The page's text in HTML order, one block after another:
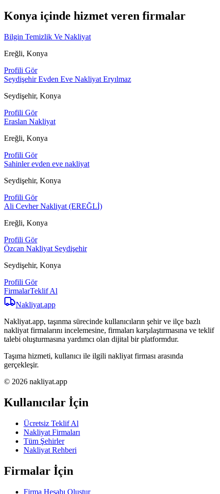
Konya içinde hizmet veren firmalar
Bilgin Temizlik Ve Nakliyat
Ereğli, Konya
Profili Gör
Seydişehir Evden Eve Nakliyat Eryılmaz
Seydişehir, Konya
Profili Gör
Eraslan Nakliyat
Ereğli, Konya
Profili Gör
Sahinler evden eve nakliyat
Seydişehir, Konya
Profili Gör
Ali Cevher Nakliyat (EREĞLİ)
Ereğli, Konya
Profili Gör
Özcan Nakliyat Seydişehir
Seydişehir, Konya
Profili Gör
FirmalarTeklif Al
Nakliyat.app
Nakliyat.app, taşınma sürecinde kullanıcıların şehir ve ilçe bazlı
nakliyat firmalarını incelemesine, firmaları karşılaştırmasına ve teklif
talebi oluşturmasına yardımcı olan dijital bir platformdur.
Taşıma hizmeti, kullanıcı ile ilgili nakliyat firması arasında
gerçekleşir.
© 2026 nakliyat.app
Kullanıcılar İçin
Ücretsiz Teklif Al
Nakliyat Firmaları
Tüm Şehirler
Nakliyat Rehberi
Firmalar İçin
Firma Hesabı Oluştur